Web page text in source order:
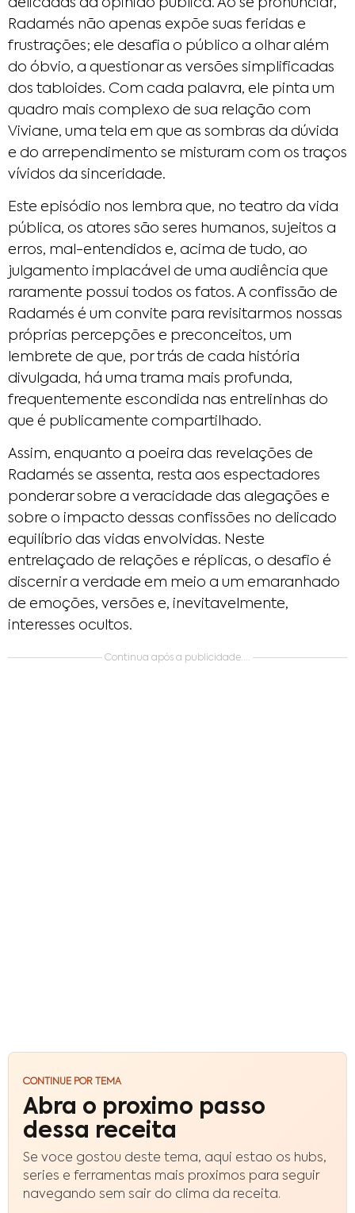
Radamés não apenas expõe suas feridas e
frustrações; ele desafia o público a olhar além
do óbvio, a questionar as versões simplificadas
dos tabloides. Com cada palavra, ele pinta um
quadro mais complexo de sua relação com
Viviane, uma tela em que as sombras da dúvida
e do arrependimento se misturam com os traços
vívidos da sinceridade.
Este episódio nos lembra que, no teatro da vida
pública, os atores são seres humanos, sujeitos a
erros, mal-entendidos e, acima de tudo, ao
julgamento implacável de uma audiência que
raramente possui todos os fatos. A confissão de
Radamés é um convite para revisitarmos nossas
próprias percepções e preconceitos, um
lembrete de que, por trás de cada história
divulgada, há uma trama mais profunda,
frequentemente escondida nas entrelinhas do
que é publicamente compartilhado.
Assim, enquanto a poeira das revelações de
Radamés se assenta, resta aos espectadores
ponderar sobre a veracidade das alegações e
sobre o impacto dessas confissões no delicado
equilíbrio das vidas envolvidas. Neste
entrelaçado de relações e réplicas, o desafio é
discernir a verdade em meio a um emaranhado
de emoções, versões e, inevitavelmente,
interesses ocultos.
Continua após a publicidade....
CONTINUE POR TEMA
Abra o proximo passo
dessa receita
Se voce gostou deste tema, aqui estao os hubs,
series e ferramentas mais proximos para seguir
navegando sem sair do clima da receita.